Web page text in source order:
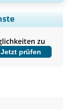
erweitern,
zu
Jetzt prüfen